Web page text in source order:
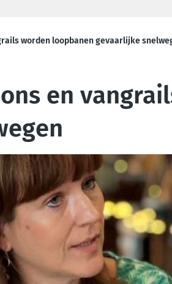
worden loopbanen gevaarlijke
en